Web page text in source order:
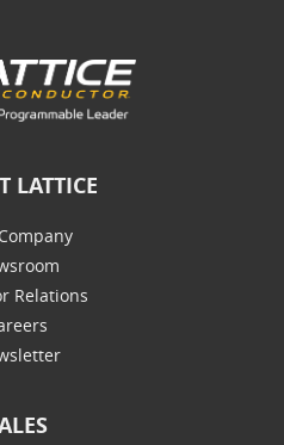
LATTICE
Relations